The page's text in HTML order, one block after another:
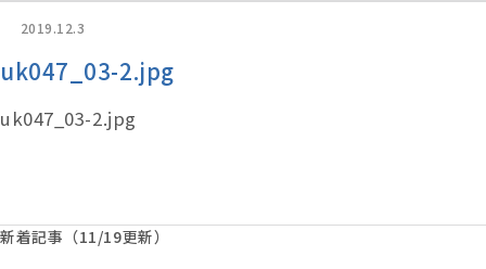
2019.12.3
uk047_03-2.jpg
uk047_03-2.jpg
新着記事（11/19更新）